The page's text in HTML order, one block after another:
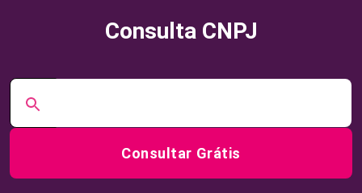
Consulta CNPJ
Consultar Grátis